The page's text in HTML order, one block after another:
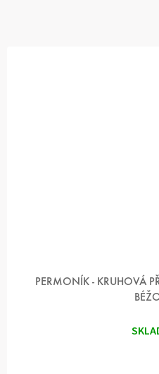
PERMONÍK - KRUHOVÁ